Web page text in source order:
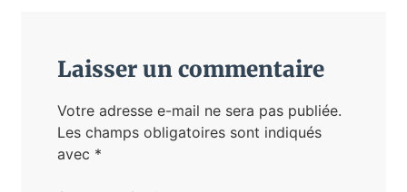
Laisser un commentaire
Votre adresse e-mail ne sera pas publiée.
Les champs obligatoires sont indiqués
avec *